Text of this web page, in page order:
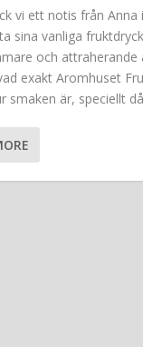
vi ett notis från Anna
sina vanliga
och attraherande
exakt Aromhuset
smaken är, speciellt